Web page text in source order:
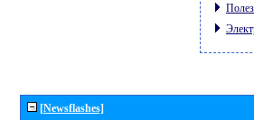
[Newsflashes]